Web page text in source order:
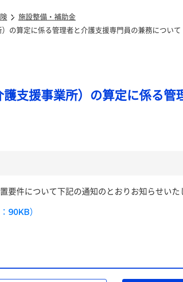
施設整備・補助金
の算定に係る管理者と介護支援専門員の兼務について
支援事業所）の算定に係る管
要件について下記の通知のとおりお知らせいた
90KB）